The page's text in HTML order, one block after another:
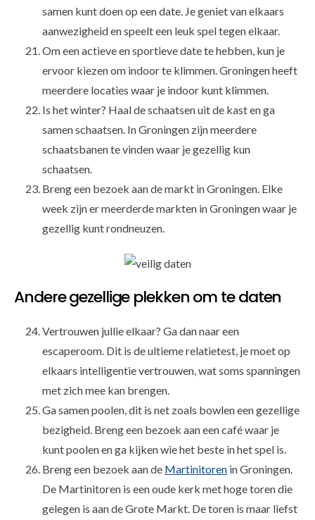
samen kunt doen op een date. Je geniet van elkaars
aanwezigheid en speelt een leuk spel tegen elkaar.
Om een actieve en sportieve date te hebben, kun je
ervoor kiezen om indoor te klimmen. Groningen heeft
meerdere locaties waar je indoor kunt klimmen.
Is het winter? Haal de schaatsen uit de kast en ga
samen schaatsen. In Groningen zijn meerdere
schaatsbanen te vinden waar je gezellig kun
schaatsen.
Breng een bezoek aan de markt in Groningen. Elke
week zijn er meerderde markten in Groningen waar je
gezellig kunt rondneuzen.
Andere gezellige plekken om te daten
Vertrouwen jullie elkaar? Ga dan naar een
escaperoom. Dit is de ultieme relatietest, je moet op
elkaars intelligentie vertrouwen, wat soms spanningen
met zich mee kan brengen.
Ga samen poolen, dit is net zoals bowlen een gezellige
bezigheid. Breng een bezoek aan een café waar je
kunt poolen en ga kijken wie het beste in het spel is.
Breng een bezoek aan de Martinitoren in Groningen.
De Martinitoren is een oude kerk met hoge toren die
gelegen is aan de Grote Markt. De toren is maar liefst